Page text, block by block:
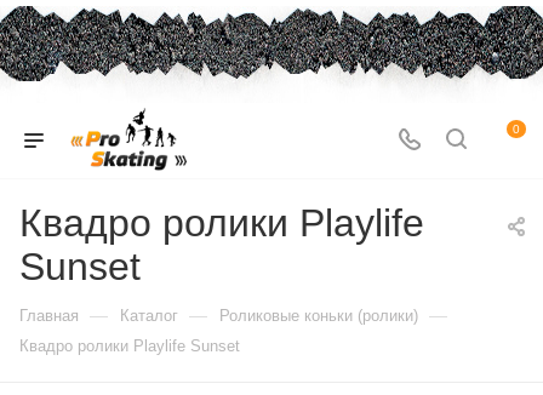
0
Квадро ролики Playlife
Sunset
Главная — Каталог — Роликовые коньки (ролики) —
Квадро ролики Playlife Sunset